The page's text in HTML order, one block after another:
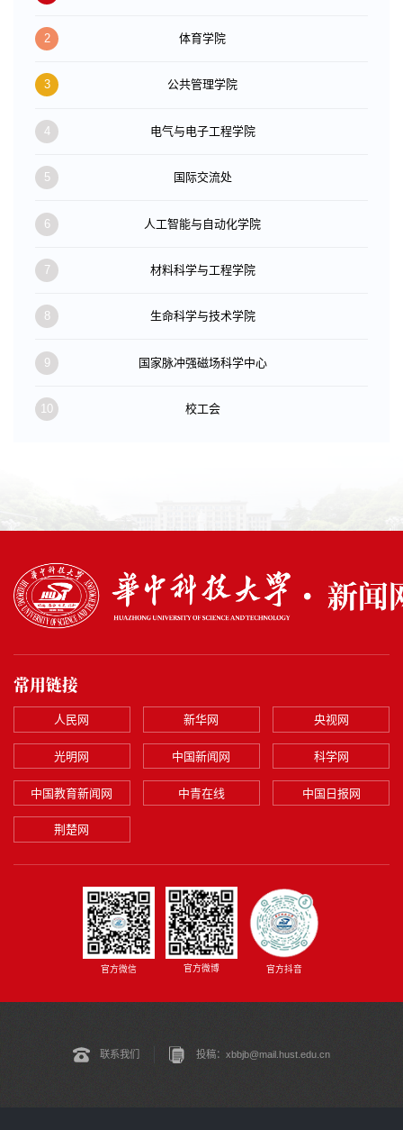
2 体育学院
3 公共管理学院
4 电气与电子工程学院
5 国际交流处
6 人工智能与自动化学院
7 材料科学与工程学院
8 生命科学与技术学院
9 国家脉冲强磁场科学中心
10 校工会
常用链接
人民网 新华网 央视网
光明网 中国新闻网 科学网
中国教育新闻网 中青在线 中国日报网
荆楚网
官方微信 官方微博 官方抖音
联系我们 投稿：xbbjb@mail.hust.edu.cn